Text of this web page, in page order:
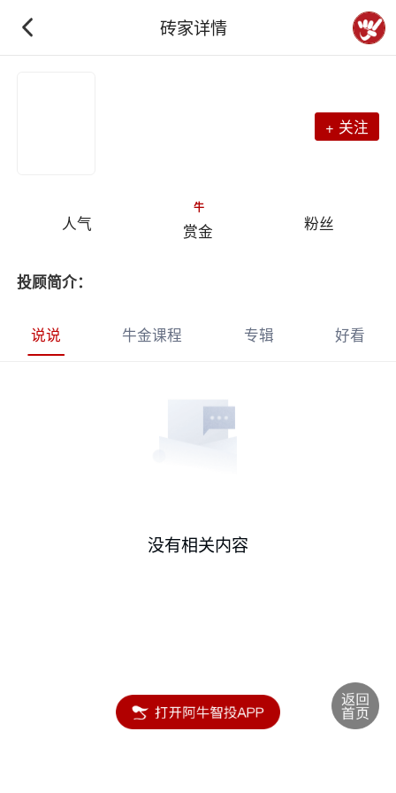
砖家详情
+ 关注
人气
牛
赏金 粉丝
投顾简介：
说说 牛金课程 专辑 好看
没有相关内容